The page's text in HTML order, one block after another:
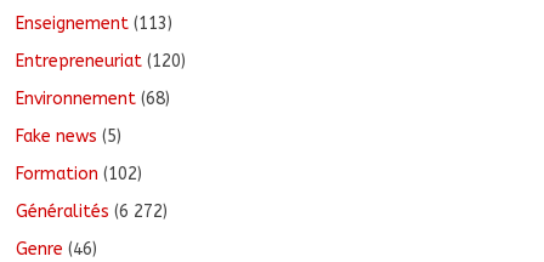
Enseignement (113)
Entrepreneuriat (120)
Environnement (68)
Fake news (5)
Formation (102)
Généralités (6 272)
Genre (46)